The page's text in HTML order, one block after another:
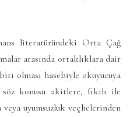
literatüründeki Orta Çağ
arasında ortaklıklara dair
olması hasebiyle okuyucuya
konusu akitlere, fıkıh ile
uyumsuzluk veçhelerinden